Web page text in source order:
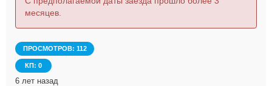
месяцев.
ПРОСМОТРОВ: 112
КП: 0
6 лет назад